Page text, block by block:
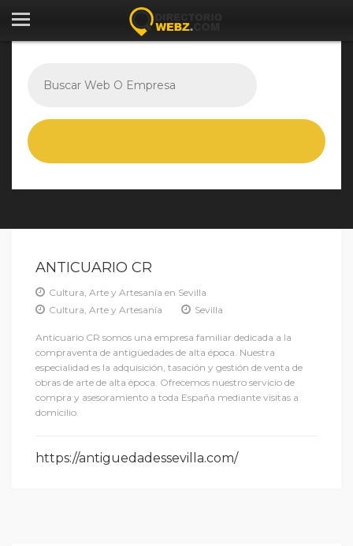
ANTICUARIO CR
Cultura, Arte y Artesanía en Sevilla
Cultura, Arte y Artesanía
Sevilla
Anticuario CR somos una empresa familiar dedicada a la
compraventa de antigüedades de alta época. Nuestra
especialidad es la adquisición, tasación y gestión de venta de
obras de arte de alta época. Ofrecemos nuestro servicio de
compra y asesoramiento a toda España mediante visitas a
domicilio.
https://antiguedadessevilla.com/